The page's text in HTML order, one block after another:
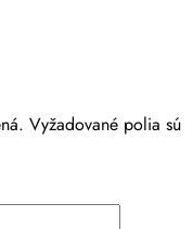
Vyžadované polia sú